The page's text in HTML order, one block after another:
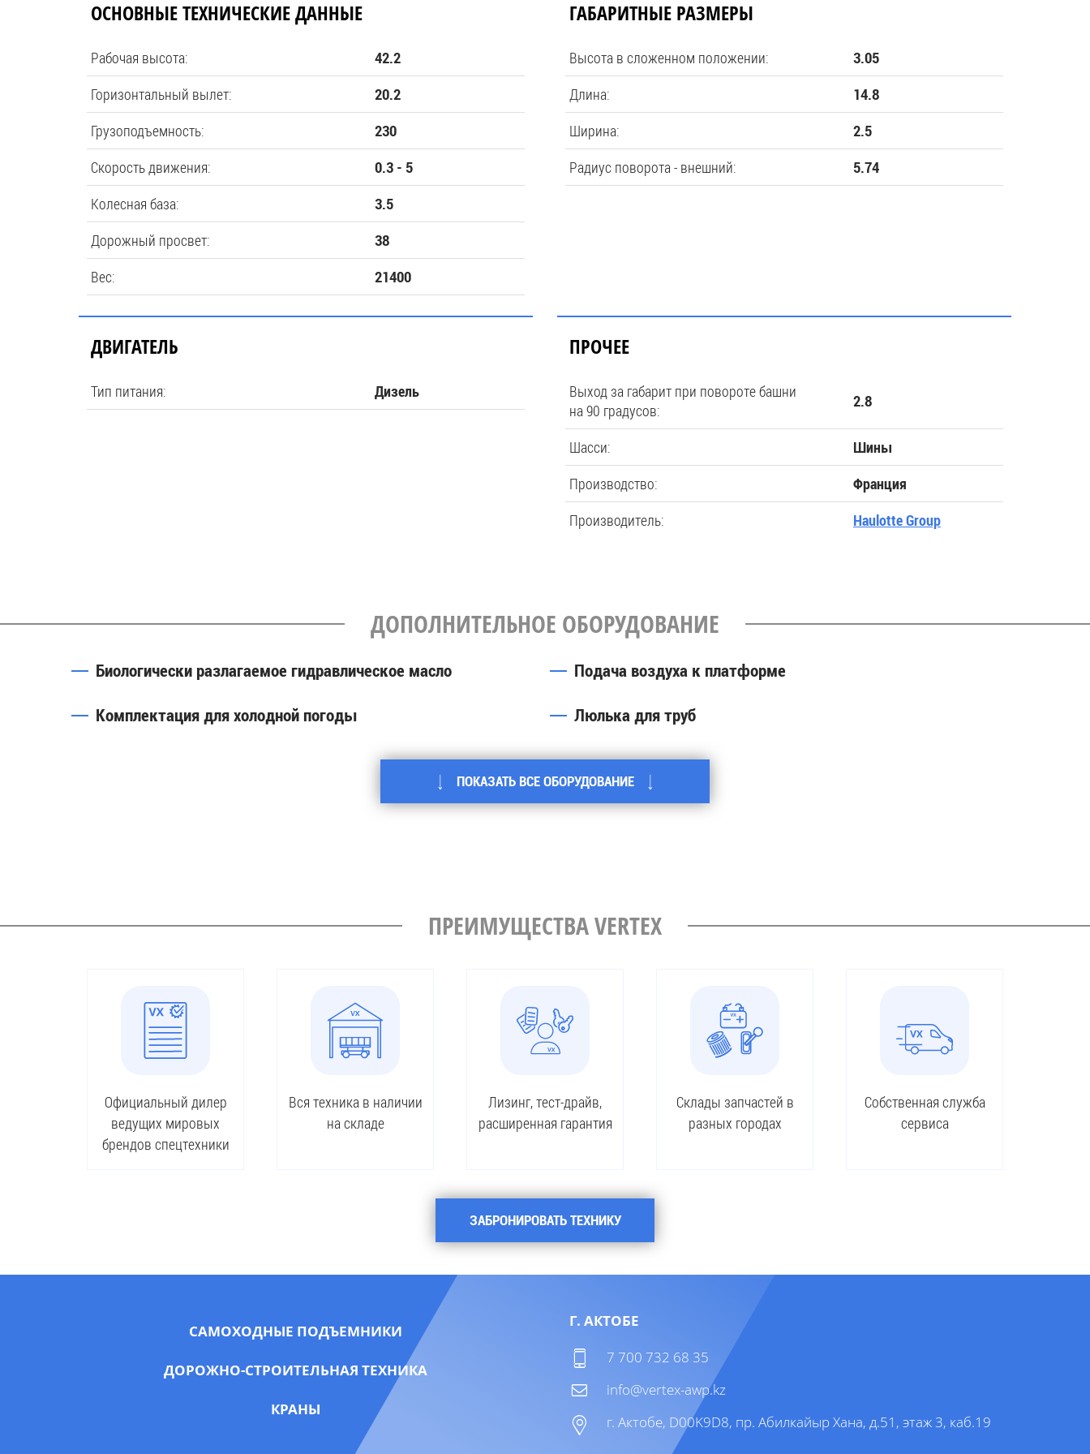
ОСНОВНЫЕ ТЕХНИЧЕСКИЕ ДАННЫЕ
Рабочая высота: 42.2
Горизонтальный вылет: 20.2
Грузоподъемность: 230
Скорость движения: 0.3 - 5
Колесная база: 3.5
Дорожный просвет: 38
Вес: 21400
ГАБАРИТНЫЕ РАЗМЕРЫ
Высота в сложенном положении: 3.05
Длина: 14.8
Ширина: 2.5
Радиус поворота - внешний: 5.74
ДВИГАТЕЛЬ
Тип питания: Дизель
ПРОЧЕЕ
Выход за габарит при повороте башни
на 90 градусов:
2.8
Шасси: Шины
Производство: Франция
Производитель: Haulotte Group
ДОПОЛНИТЕЛЬНОЕ ОБОРУДОВАНИЕ
Биологически разлагаемое гидравлическое масло Подача воздуха к платформе
Комплектация для холодной погоды Люлька для труб
ПОКАЗАТЬ ВСЕ ОБОРУДОВАНИЕ
ПРЕИМУЩЕСТВА VERTEX
Официальный дилер
ведущих мировых
брендов спецтехники
Вся техника в наличии
на складе
Лизинг, тест-драйв,
расширенная гарантия
Склады запчастей в
разных городах
Собственная служба
сервиса
ЗАБРОНИРОВАТЬ ТЕХНИКУ
САМОХОДНЫЕ ПОДЪЕМНИКИ
ДОРОЖНО-СТРОИТЕЛЬНАЯ ТЕХНИКА
КРАНЫ
Г. АКТОБЕ
7 700 732 68 35
info@vertex-awp.kz
г. Актобе, D00K9D8, пр. Абилкайыр Хана, д.51, этаж 3, каб.19